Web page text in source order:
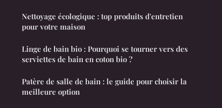
Nettoyage écologique : top produits d'entretien
pour votre maison
Linge de bain bio : Pourquoi se tourner vers des
serviettes de bain en coton bio ?
Patère de salle de bain : le guide pour choisir la
meilleure option